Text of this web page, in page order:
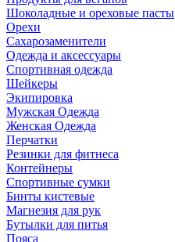
Шоколадные и ореховые пасты
Орехи
Сахарозаменители
Одежда и аксессуары
Спортивная одежда
Шейкеры
Экипировка
Мужская Одежда
Женская Одежда
Перчатки
Резинки для фитнеса
Контейнеры
Спортивные сумки
Бинты кистевые
Магнезия для рук
Бутылки для питья
Пояса